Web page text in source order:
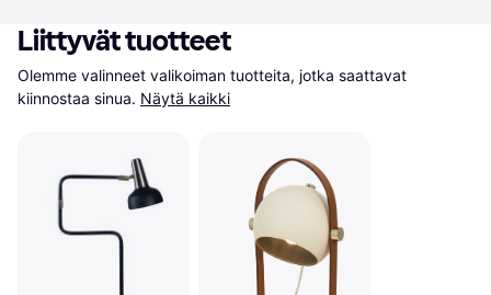
Liittyvät tuotteet
Olemme valinneet valikoiman tuotteita, jotka saattavat
kiinnostaa sinua. Näytä kaikki